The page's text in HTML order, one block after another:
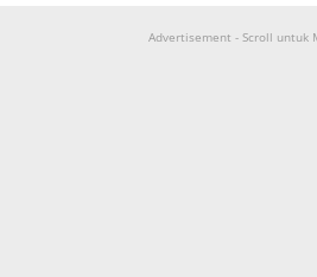
Advertisement - Scroll untuk